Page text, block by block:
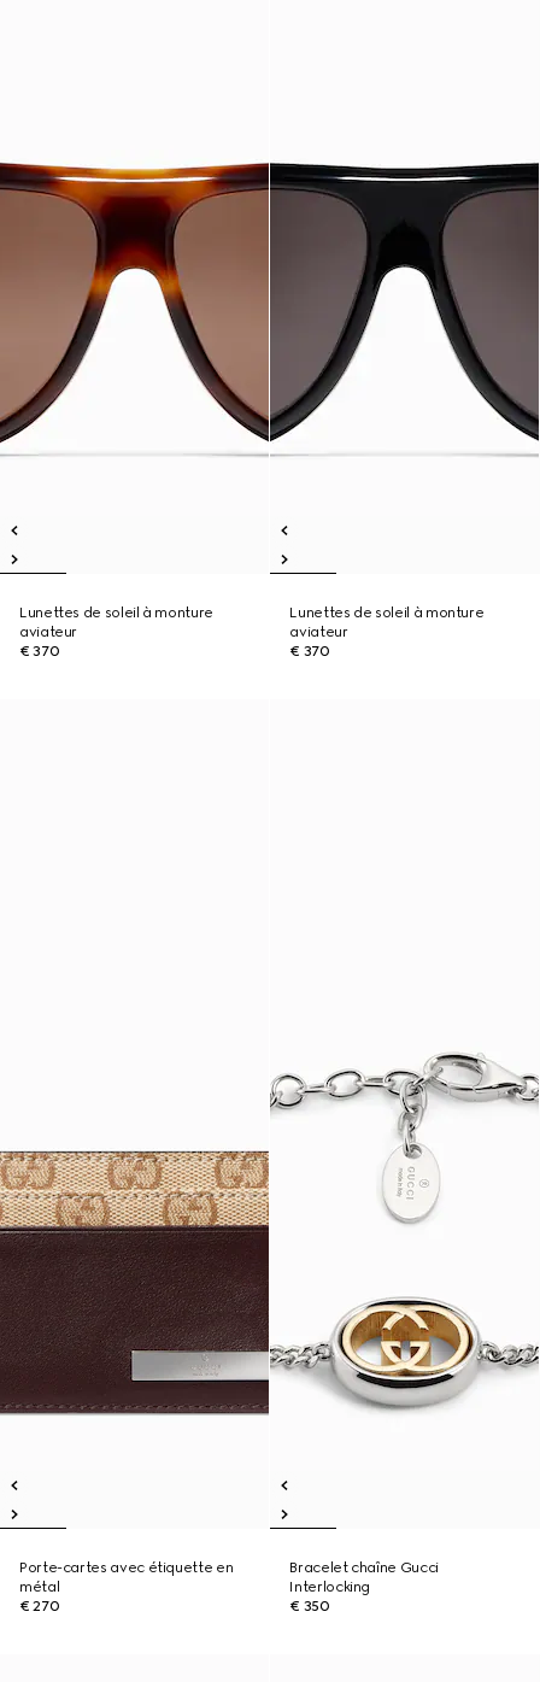
Lunettes de soleil à monture
aviateur
€ 370
Lunettes de soleil à monture
aviateur
€ 370
Porte-cartes avec étiquette en
métal
€ 270
Bracelet chaîne Gucci
Interlocking
€ 350